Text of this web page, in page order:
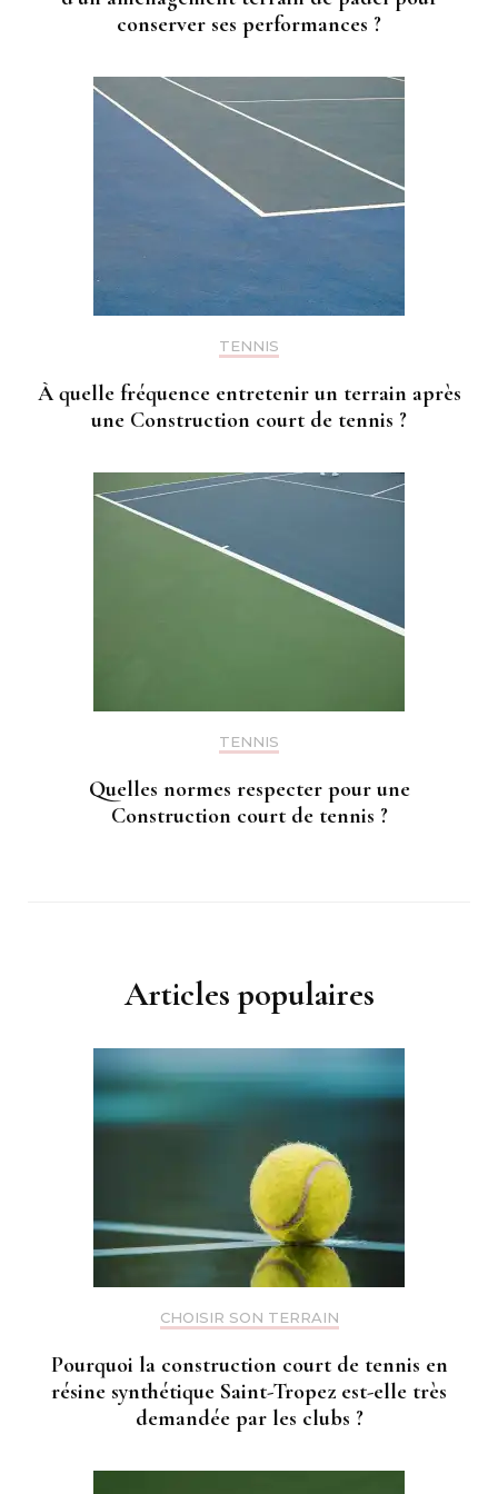
conserver ses performances ?
TENNIS
À quelle fréquence entretenir un terrain après
une Construction court de tennis ?
TENNIS
Quelles normes respecter pour une
Construction court de tennis ?
Articles populaires
CHOISIR SON TERRAIN
Pourquoi la construction court de tennis en
résine synthétique Saint-Tropez est-elle très
demandée par les clubs ?